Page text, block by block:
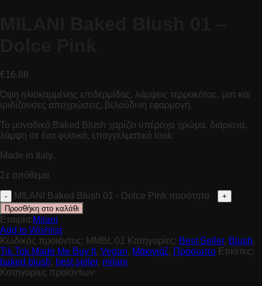
€16.88
Όψη ηλιοκαμμένης επιδερμίδας, λάμψεις τερρακότας, ματ και
ιριδίζουσες αποχρώσεις, βελούδινη εφαρμογή.
Το μοναδικό Baked Blush χαρίζει υπέροχο χρώμα, διάρκεια,
λάμψη σε ένα φυσικό, επαγγελματικό look.
Made in Italy.
Σε απόθεμα
MILANI Baked Blush 01 - Dolce Pink ποσότητα
Προσθήκη στο καλάθι
Εταιρία:Milani
Add to Wishlist
Κωδικός προϊόντος: MMBL 01 Κατηγορίες: Best Seller, Blush,
Tik Tok Made Me Buy It, Vegan, Μακιγιάζ, Πρόσωπο Ετικέτες:
baked blush, best seller, milani
Κατηγορίες προϊόντων